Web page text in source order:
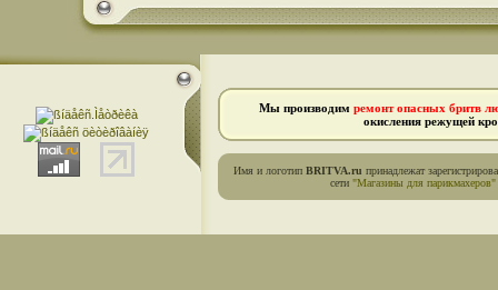
Мы производим ремонт опасных бритв
окисления режущей
Имя и логотип BRITVA.ru принадлежат
сети "Магазины для парикмахеров"